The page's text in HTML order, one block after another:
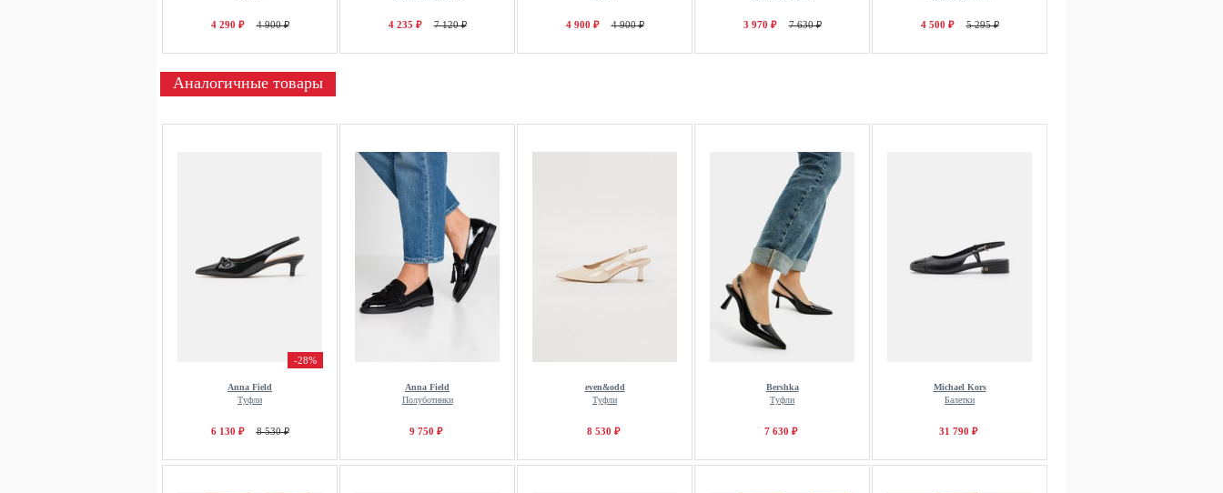
4 290 ₽ 4 900 ₽ 4 235 ₽ 7 120 ₽ 4 900 ₽ 4 900 ₽ 3 970 ₽ 7 630 ₽ 4 500 ₽ 5 295 ₽
Аналогичные товары
-28%
Anna Field
Туфли
6 130 ₽ 8 530 ₽
Anna Field
Полуботинки
9 750 ₽
even&odd
Туфли
8 530 ₽
Bershka
Туфли
7 630 ₽
Michael Kors
Балетки
31 790 ₽